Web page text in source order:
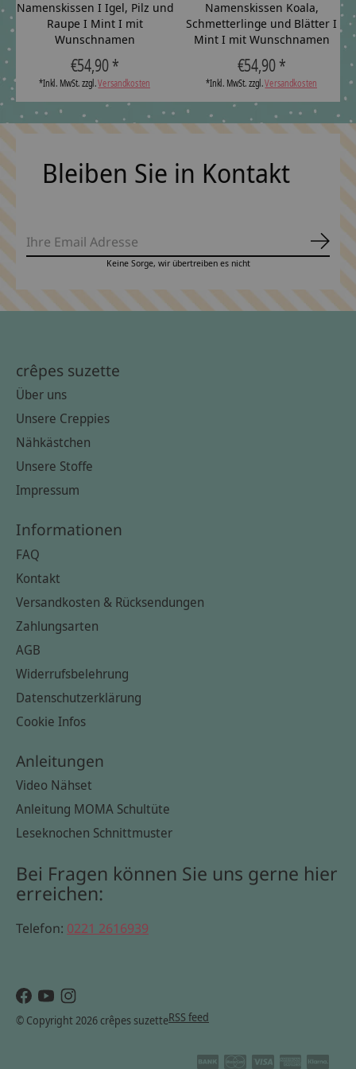
Namenskissen I Igel, Pilz und
Raupe I Mint I mit
Wunschnamen
€54,90 *
*Inkl. MwSt. zzgl.Versandkosten
Namenskissen Koala,
Schmetterlinge und Blätter I
Mint I mit Wunschnamen
€54,90 *
*Inkl. MwSt. zzgl.Versandkosten
Bleiben Sie in Kontakt
Keine Sorge, wir übertreiben es nicht
crêpes suzette
Über uns
Unsere Creppies
Nähkästchen
Unsere Stoffe
Impressum
Informationen
FAQ
Kontakt
Versandkosten & Rücksendungen
Zahlungsarten
AGB
Widerrufsbelehrung
Datenschutzerklärung
Cookie Infos
Anleitungen
Video Nähset
Anleitung MOMA Schultüte
Leseknochen Schnittmuster
Bei Fragen können Sie uns gerne hier
erreichen:
Telefon: 0221 2616939
© Copyright 2026 crêpes suzetteRSS feed